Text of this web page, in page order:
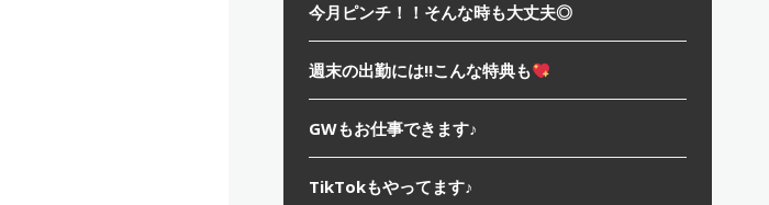
今月ピンチ！！そんな時も大丈夫◎
週末の出勤には!!こんな特典も
GWもお仕事できます♪
TikTokもやってます♪